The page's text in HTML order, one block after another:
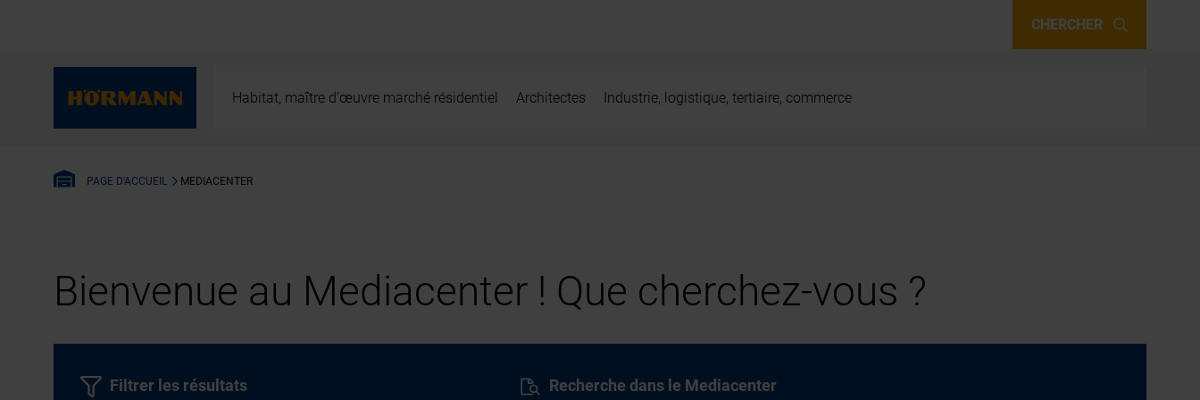
CHERCHER
Habitat, maître d’œuvre marché résidentiel Architectes Industrie, logistique, tertiaire, commerce
PAGE D'ACCUEIL MEDIACENTER
Bienvenue au Mediacenter ! Que cherchez-vous ?
Recherche dans le Mediacenter
Filtrer les résultats